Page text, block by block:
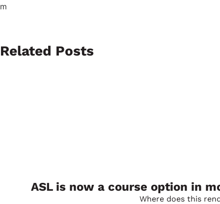
m
Related Posts
ASL is now a course option in
Where does this